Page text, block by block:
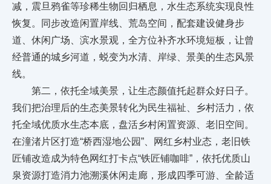
减，震旦鸦雀等珍稀生物回归栖息，水生态系统实现良性
恢复。同步改造闲置岸线、荒岛空间，配套建设健身步
道、休闲广场、滨水景观，全方位补齐水环境短板，让曾
经普通的城乡河道，蜕变为水清、岸绿、景美的生态风景
线。
第二，依托全域美景，让生态颜值托起群众好日子。
我们把治理后的生态美景转化为民生福祉、乡村活力，依
托全域优质水生态本底，盘活乡村闲置资源、老旧空间。
在潼渚片区打造“桥西湿地公园”、网红乡村业态，老旧铁
匠铺改造成为特色网红打卡点“铁匠铺咖啡”，依托优质山
泉资源打造消力池溯溪休闲走廊，形成四季可游、全龄适